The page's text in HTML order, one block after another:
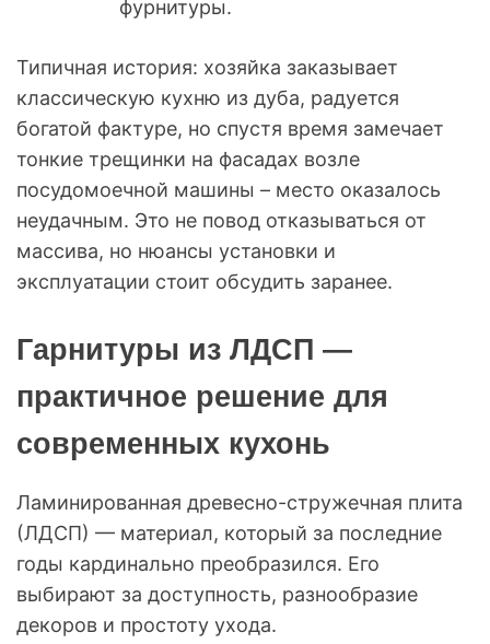
фурнитуры.
Типичная история: хозяйка заказывает
классическую кухню из дуба, радуется
богатой фактуре, но спустя время замечает
тонкие трещинки на фасадах возле
посудомоечной машины – место оказалось
неудачным. Это не повод отказываться от
массива, но нюансы установки и
эксплуатации стоит обсудить заранее.
Гарнитуры из ЛДСП —
практичное решение для
современных кухонь
Ламинированная древесно-стружечная плита
(ЛДСП) — материал, который за последние
годы кардинально преобразился. Его
выбирают за доступность, разнообразие
декоров и простоту ухода.